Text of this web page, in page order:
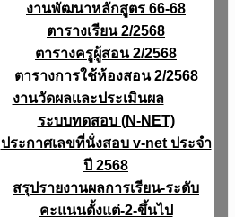
งานพัฒนาหลักสูตร 66-68
ตารางเรียน 2/2568
ตารางครูผู้สอน 2/2568
ตารางการใช้ห้องสอน 2/2568
งานวัดผลเเละประเมินผล
ระบบทดสอบ (N-NET)
ประกาศเลขที่นั่งสอบ v-net ประจำ
ปี 2568
สรุปรายงานผลการเรียน-ระดับ
คะแนนตั้งแต่-2-ขึ้นไป